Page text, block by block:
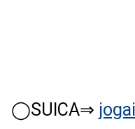
◯SUICA⇒